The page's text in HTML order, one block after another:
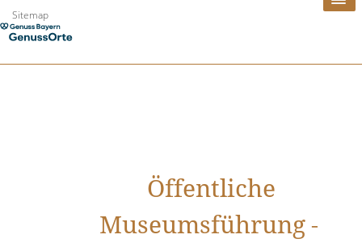
Zum
Inhalt
Sitemap
Öffentliche
Museumsführung –